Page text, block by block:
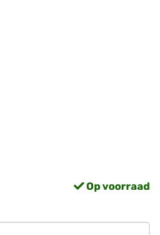
Op voorraad